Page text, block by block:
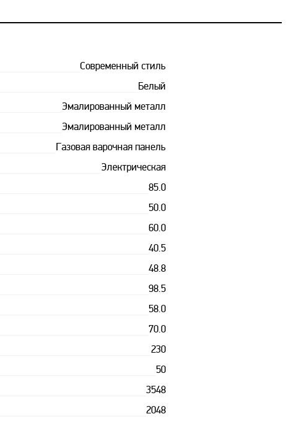
Современный стиль
Белый
Эмалированный металл
Эмалированный металл
Газовая варочная панель
Электрическая
85.0
50.0
60.0
40.5
48.8
98.5
58.0
70.0
230
50
3548
2048